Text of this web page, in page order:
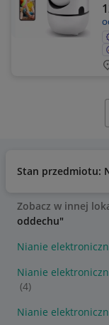
Stan przedmiotu:
Zobacz w innej
oddechu"
Nianie
Nianie
(4)
Nianie